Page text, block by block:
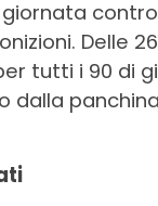
Delle
tutti i 90 di